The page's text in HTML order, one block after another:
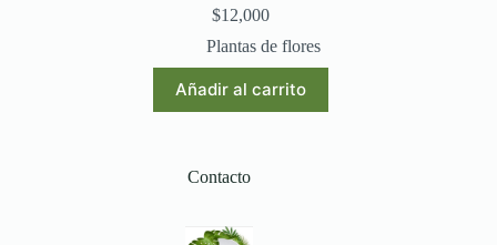
$12,000
Plantas de flores
Añadir al carrito
Contacto